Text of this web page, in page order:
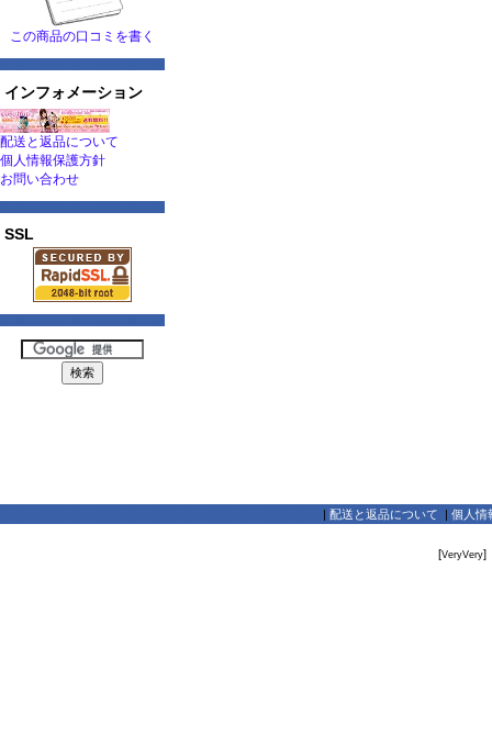
この商品の口コミを書く
インフォメーション
配送と返品について
個人情報保護方針
お問い合わせ
SSL
| 配送と返品について | 個人情
[VeryVery]